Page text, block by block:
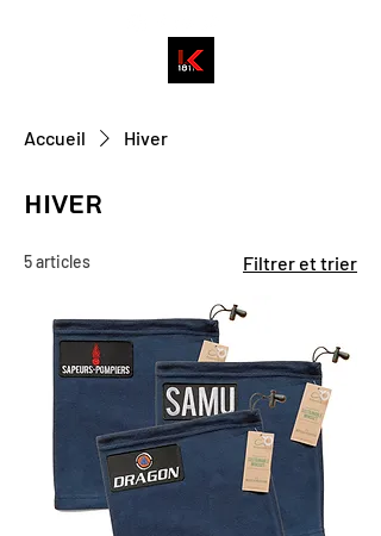
Accueil Hiver
Hiver
5 articles Filtrer et trier